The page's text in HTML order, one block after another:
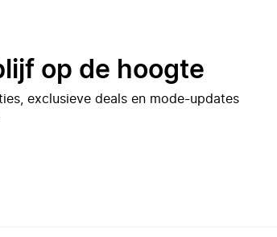
op de hoogte
exclusieve deals en mode-updates